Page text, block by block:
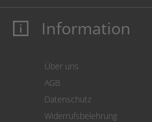
Mein Konto
Information
Über uns
AGB
Datenschutz
Widerrufsbelehrung